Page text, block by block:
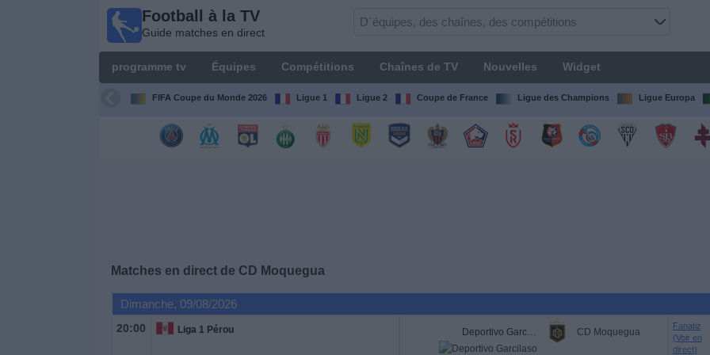
Football à la TV
Guide matches en direct
programme tv Équipes Compétitions Chaînes de TV Nouvelles Widget
FIFA Coupe du Monde 2026 Ligue 1 Ligue 2 Coupe de France Ligue des Champions Ligue Europa
Matches en direct de CD Moquegua
Dimanche, 09/08/2026
20:00 Liga 1 Pérou Deportivo Garcilaso CD Moquegua
Fanatiz
(Voir en
direct)